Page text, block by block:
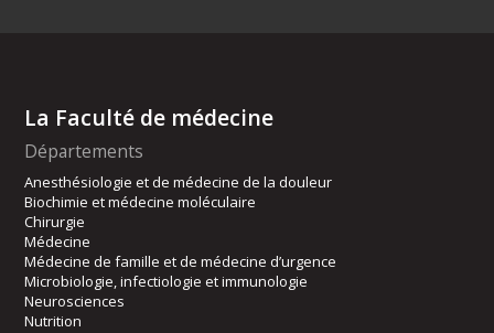
La Faculté de médecine
Départements
Anesthésiologie et de médecine de la douleur
Biochimie et médecine moléculaire
Chirurgie
Médecine
Médecine de famille et de médecine d’urgence
Microbiologie, infectiologie et immunologie
Neurosciences
Nutrition